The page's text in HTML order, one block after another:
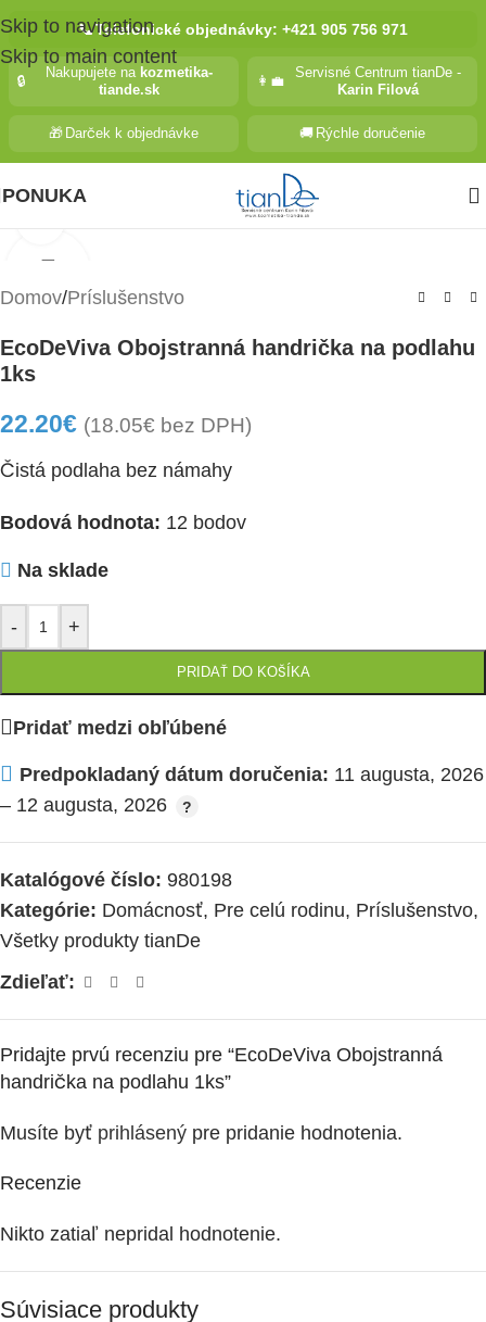
Skip to navigation
Skip to main content
📞Telefonické objednávky: +421 905 756 971
🔒
Nakupujete na kozmetika-
tiande.sk
👩‍💼
Servisné Centrum tianDe -
Karin Filová
🎁 Darček k objednávke 🚚 Rýchle doručenie
PONUKA
Domov/Príslušenstvo
EcoDeViva Obojstranná handrička na podlahu
1ks
22.20€ (18.05€ bez DPH)
Čistá podlaha bez námahy
Bodová hodnota: 12 bodov
Na sklade
- +
PRIDAŤ DO KOŠÍKA
Pridať medzi obľúbené
Predpokladaný dátum doručenia: 11 augusta, 2026
– 12 augusta, 2026
Katalógové číslo: 980198
Kategórie: Domácnosť, Pre celú rodinu, Príslušenstvo,
Všetky produkty tianDe
Zdieľať:
Recenzie
Nikto zatiaľ nepridal hodnotenie.
Pridajte prvú recenziu pre “EcoDeViva Obojstranná
handrička na podlahu 1ks”
Musíte byť prihlásený pre pridanie hodnotenia.
Súvisiace produkty